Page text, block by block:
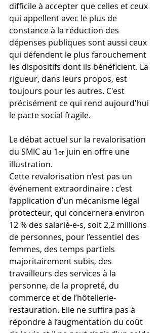
difficile à accepter que celles et ceux
qui appellent avec le plus de
constance à la réduction des
dépenses publiques sont aussi ceux
qui défendent le plus farouchement
les dispositifs dont ils bénéficient. La
rigueur, dans leurs propos, est
toujours pour les autres. C'est
précisément ce qui rend aujourd'hui
le pacte social fragile.
Le débat actuel sur la revalorisation
du SMIC au 1er juin en offre une
illustration.
Cette revalorisation n’est pas un
événement extraordinaire : c’est
l’application d’un mécanisme légal
protecteur, qui concernera environ
12 % des salarié-e-s, soit 2,2 millions
de personnes, pour l’essentiel des
femmes, des temps partiels
majoritairement subis, des
travailleurs des services à la
personne, de la propreté, du
commerce et de l’hôtellerie-
restauration. Elle ne suffira pas à
répondre à l’augmentation du coût